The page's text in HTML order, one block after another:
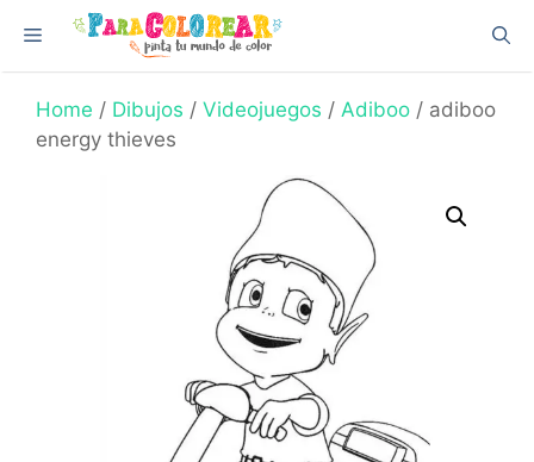
content
Menu
Home / Dibujos / Videojuegos / Adiboo / adiboo
energy thieves